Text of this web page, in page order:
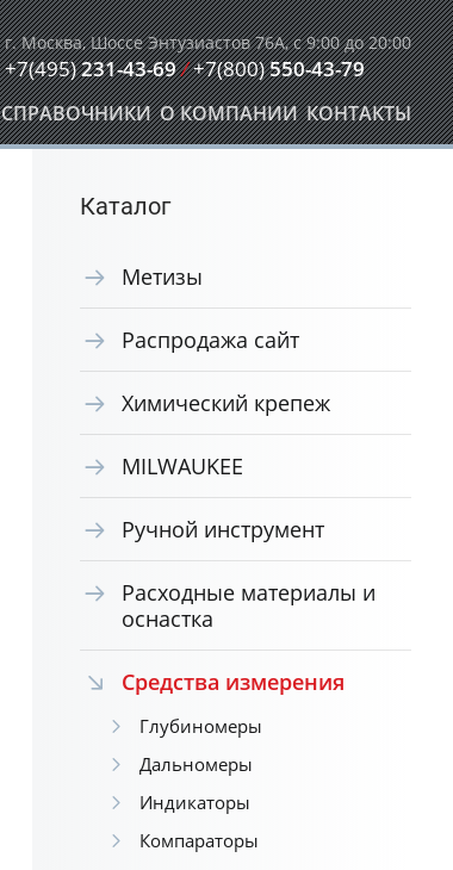
г. Москва, Шоссе Энтузиастов 76А, с 9:00 до 20:00
+7(495)231-43-69/+7(800)550-43-79
СПРАВОЧНИКИ О КОМПАНИИ КОНТАКТЫ
Каталог
Метизы
Распродажа сайт
Химический крепеж
MILWAUKEE
Ручной инструмент
Расходные материалы и
оснастка
Средства измерения
Глубиномеры
Дальномеры
Индикаторы
Компараторы